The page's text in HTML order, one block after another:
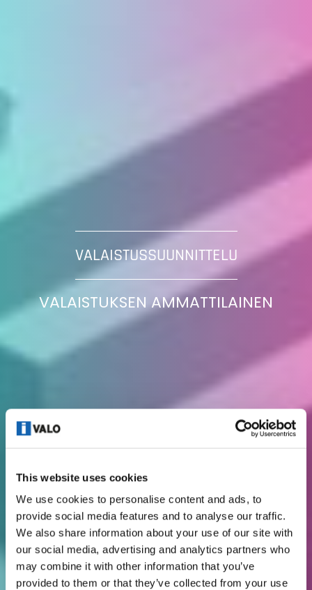
This website uses cookies
We use cookies to personalise content and ads, to
provide social media features and to analyse our traffic.
We also share information about your use of our site with
our social media, advertising and analytics partners who
may combine it with other information that you’ve
provided to them or that they’ve collected from your use
VALAISTUSSUUNNITTELU
VALAISTUKSEN AMMATTILAINEN